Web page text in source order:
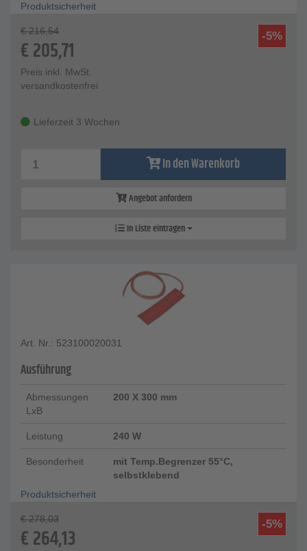
Produktsicherheit
-5%
€ 216,54
€205,71
Preis inkl. MwSt.
versandkostenfrei
Lieferzeit 3 Wochen
In den Warenkorb
Angebot anfordern
In Liste eintragen
Art. Nr.: 523100020031
Ausführung
Abmessungen
LxB
200 X 300 mm
Leistung 240 W
Besonderheit
mit Temp.Begrenzer 55°C,
selbstklebend
Produktsicherheit
-5%
€ 278,03
€264,13